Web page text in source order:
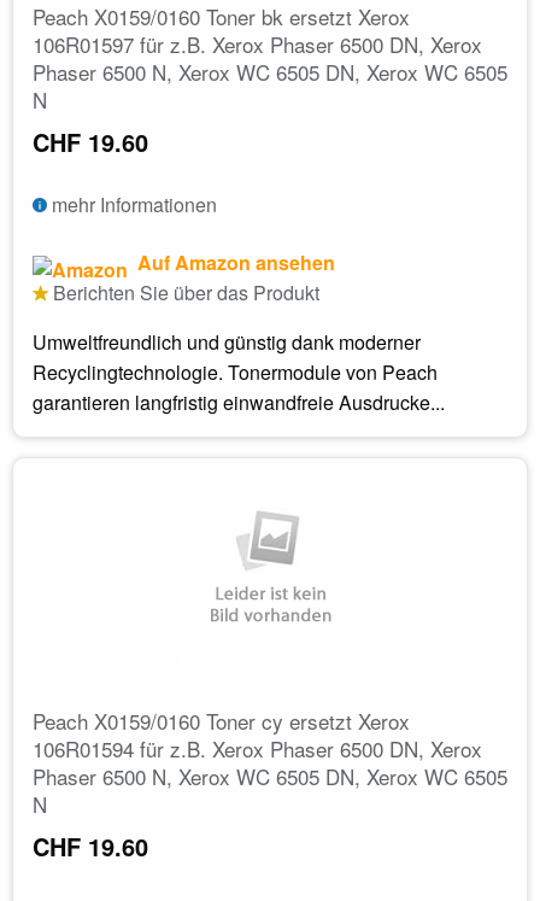
Peach X0159/0160 Toner bk ersetzt Xerox
106R01597 für z.B. Xerox Phaser 6500 DN, Xerox
Phaser 6500 N, Xerox WC 6505 DN, Xerox WC 6505
N
CHF 19.60
mehr Informationen
Auf Amazon ansehen
Berichten Sie über das Produkt
Umweltfreundlich und günstig dank moderner
Recyclingtechnologie. Tonermodule von Peach
garantieren langfristig einwandfreie Ausdrucke...
Peach X0159/0160 Toner cy ersetzt Xerox
106R01594 für z.B. Xerox Phaser 6500 DN, Xerox
Phaser 6500 N, Xerox WC 6505 DN, Xerox WC 6505
N
CHF 19.60